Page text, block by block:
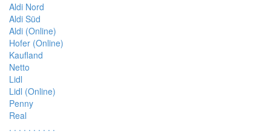
Aldi Nord
Aldi Süd
Aldi (Online)
Hofer (Online)
Kaufland
Netto
Lidl
Lidl (Online)
Penny
Real
. . . . . . . . . .